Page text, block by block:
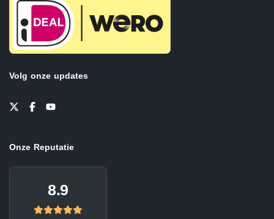
Volg onze updates
Onze Reputatie
8.9